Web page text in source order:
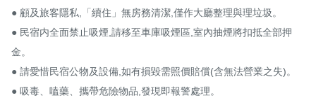
● 顧及旅客隱私,「續住」無房務清潔,僅作大廳整理與理垃圾。
● 民宿内全面禁止吸煙,請移至車庫吸煙區,室內抽煙將扣抵全部押
金。
● 請愛惜民宿公物及設備,如有損毀需照價賠償(含無法營業之失)。
● 吸毒、嗑藥、攜帶危險物品,發現即報警處理。